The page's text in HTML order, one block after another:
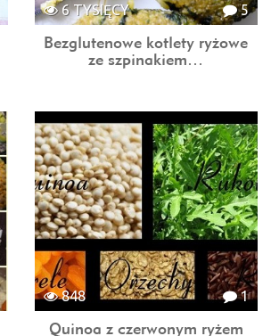
5
6 TYSIĘCY
Bezglutenowe kotlety ryżowe
ze szpinakiem…
1
848
Quinoa z czerwonym ryżem